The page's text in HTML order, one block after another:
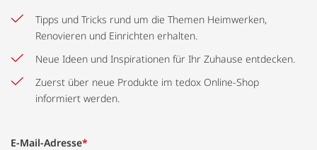
Tipps und Tricks rund um die Themen Heimwerken,
Renovieren und Einrichten erhalten.
Neue Ideen und Inspirationen für Ihr Zuhause entdecken.
Zuerst über neue Produkte im tedox Online-Shop
informiert werden.
E-Mail-Adresse*